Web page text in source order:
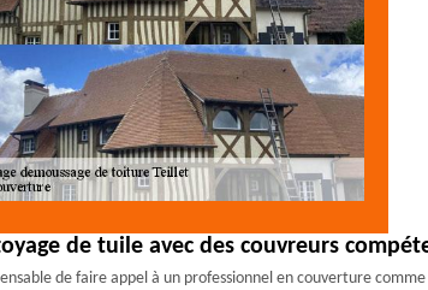
de tuile avec des couvreurs
de faire appel à un professionnel en couverture